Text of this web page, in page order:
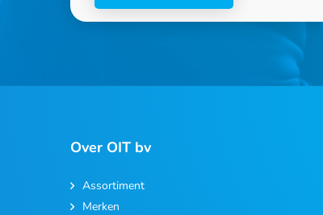
Over OIT bv
Assortiment
Merken